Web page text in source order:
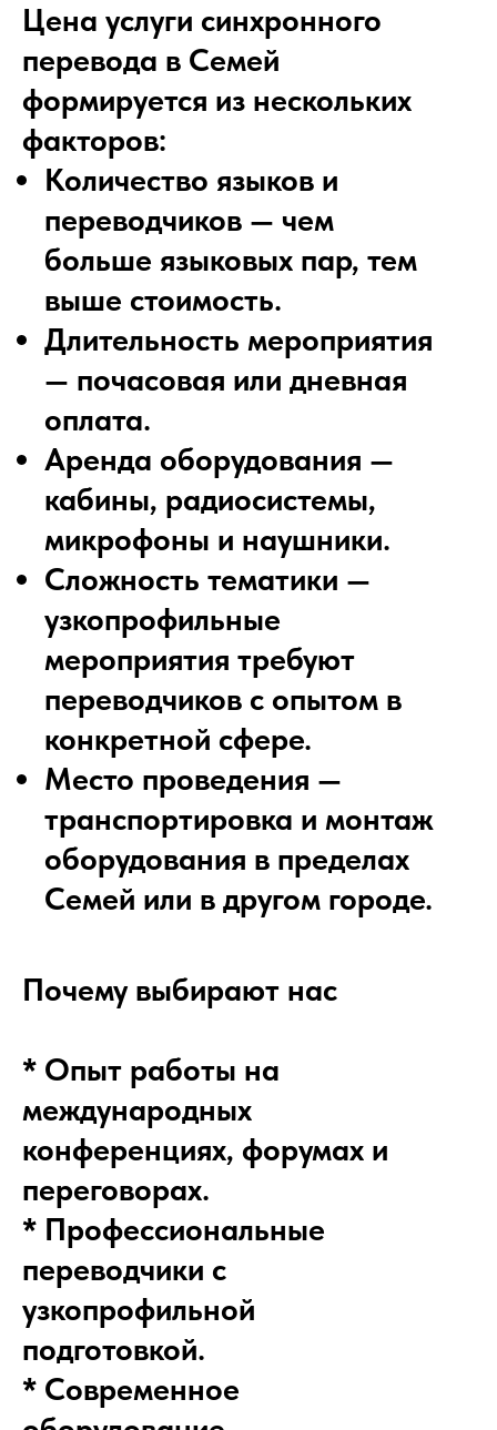
Цена услуги синхронного
перевода в Семей
формируется из нескольких
факторов:
Количество языков и
переводчиков — чем
больше языковых пар, тем
выше стоимость.
Длительность мероприятия
— почасовая или дневная
оплата.
Аренда оборудования —
кабины, радиосистемы,
микрофоны и наушники.
Сложность тематики —
узкопрофильные
мероприятия требуют
переводчиков с опытом в
конкретной сфере.
Место проведения —
транспортировка и монтаж
оборудования в пределах
Семей или в другом городе.
Почему выбирают нас
* Опыт работы на
международных
конференциях, форумах и
переговорах.
* Профессиональные
переводчики с
узкопрофильной
подготовкой.
* Современное